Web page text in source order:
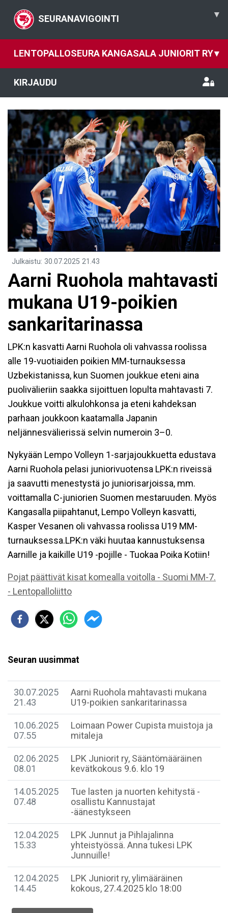
SEURANAVIGOINTI ▾
LENTOPALLOSEURA KANGASALA JUNIORIT RY▾
KIRJAUDU
Julkaistu: 30.07.2025 21.43
Aarni Ruohola mahtavasti
mukana U19-poikien
sankaritarinassa
LPK:n kasvatti Aarni Ruohola oli vahvassa roolissa
alle 19-vuotiaiden poikien MM-turnauksessa
Uzbekistanissa, kun Suomen joukkue eteni aina
puolivälieriin saakka sijoittuen lopulta mahtavasti 7.
Joukkue voitti alkulohkonsa ja eteni kahdeksan
parhaan joukkoon kaatamalla Japanin
neljännesvälierissä selvin numeroin 3–0.
Nykyään Lempo Volleyn 1-sarjajoukkuetta edustava
Aarni Ruohola pelasi juniorivuotensa LPK:n riveissä
ja saavutti menestystä jo juniorisarjoissa, mm.
voittamalla C-juniorien Suomen mestaruuden. Myös
Kangasalla piipahtanut, Lempo Volleyn kasvatti,
Kasper Vesanen oli vahvassa roolissa U19 MM-
turnauksessa.LPK:n väki huutaa kannustuksensa
Aarnille ja kaikille U19 -pojille - Tuokaa Poika Kotiin!
Pojat päättivät kisat komealla voitolla - Suomi MM-7.
- Lentopalloliitto
Seuran uusimmat
30.07.2025
21.43
Aarni Ruohola mahtavasti mukana
U19-poikien sankaritarinassa
10.06.2025
07.55
Loimaan Power Cupista muistoja ja
mitaleja
02.06.2025
08.01
LPK Juniorit ry, Sääntömääräinen
kevätkokous 9.6. klo 19
14.05.2025
07.48
Tue lasten ja nuorten kehitystä -
osallistu Kannustajat
-äänestykseen
12.04.2025
15.33
LPK Junnut ja Pihlajalinna
yhteistyössä. Anna tukesi LPK
Junnuille!
12.04.2025
14.45
LPK Juniorit ry, ylimääräinen
kokous, 27.4.2025 klo 18:00